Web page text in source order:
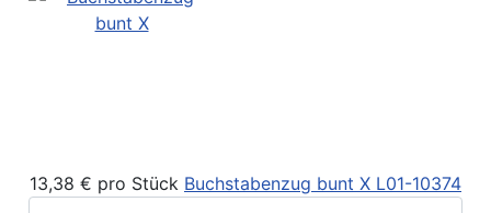
13,38 € pro Stück Buchstabenzug bunt X L01-10374